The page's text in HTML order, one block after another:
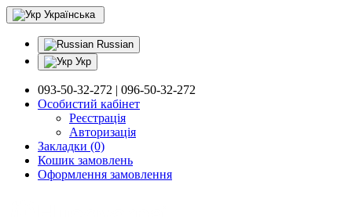
Українська
Russian
Укр
093-50-32-272 | 096-50-32-272
Особистий кабінет
Реєстрація
Авторизація
Закладки (0)
Кошик замовлень
Оформлення замовлення